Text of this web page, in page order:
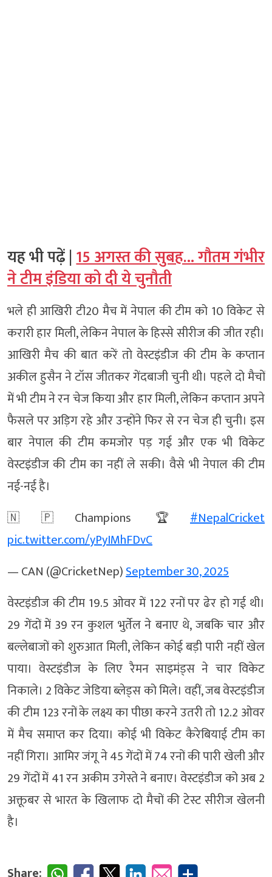
यह भी पढ़ें |15 अगस्त की सुबह… गौतम गंभीर
ने टीम इंडिया को दी ये चुनौती
भले ही आखिरी टी20 मैच में नेपाल की टीम को 10 विकेट से
करारी हार मिली, लेकिन नेपाल के हिस्से सीरीज की जीत रही।
आखिरी मैच की बात करें तो वेस्टइंडीज की टीम के कप्तान
अकील हुसैन ने टॉस जीतकर गेंदबाजी चुनी थी। पहले दो मैचों
में भी टीम ने रन चेज किया और हार मिली, लेकिन कप्तान अपने
फैसले पर अड़िग रहे और उन्होंने फिर से रन चेज ही चुनी। इस
बार नेपाल की टीम कमजोर पड़ गई और एक भी विकेट
वेस्टइंडीज की टीम का नहीं ले सकी। वैसे भी नेपाल की टीम
नई-नई है।
🇳🇵Champions 🏆 #NepalCricket
pic.twitter.com/yPyIMhFDvC
— CAN (@CricketNep)September 30, 2025
वेस्टइंडीज की टीम 19.5 ओवर में 122 रनों पर ढेर हो गई थी।
29 गेंदों में 39 रन कुशल भुर्तेल ने बनाए थे, जबकि चार और
बल्लेबाजों को शुरुआत मिली, लेकिन कोई बड़ी पारी नहीं खेल
पाया। वेस्टइंडीज के लिए रैमन साइमंड्स ने चार विकेट
निकाले। 2 विकेट जेडिया ब्लेड्स को मिले। वहीं, जब वेस्टइंडीज
की टीम 123 रनों के लक्ष्य का पीछा करने उतरी तो 12.2 ओवर
में मैच समाप्त कर दिया। कोई भी विकेट कैरेबियाई टीम का
नहीं गिरा। आमिर जंगू ने 45 गेंदों में 74 रनों की पारी खेली और
29 गेंदों में 41 रन अकीम उगेस्ते ने बनाए। वेस्टइंडीज को अब 2
अक्तूबर से भारत के खिलाफ दो मैचों की टेस्ट सीरीज खेलनी
है।